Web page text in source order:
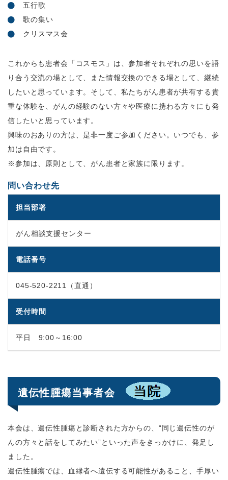
五行歌
歌の集い
クリスマス会
これからも患者会「コスモス」は、参加者それぞれの思いを語
り合う交流の場として、また情報交換のできる場として、継続
したいと思っています。そして、私たちがん患者が共有する貴
重な体験を、がんの経験のない方々や医療に携わる方々にも発
信したいと思っています。
興味のおありの方は、是非一度ご参加ください。いつでも、参
加は自由です。
※参加は、原則として、がん患者と家族に限ります。
問い合わせ先
担当部署
がん相談支援センター
電話番号
045-520-2211（直通）
受付時間
平日 9:00～16:00
遺伝性腫瘍当事者会
本会は、遺伝性腫瘍と診断された方からの、“同じ遺伝性のが
んの方々と話をしてみたい”といった声をきっかけに、発足し
ました。
遺伝性腫瘍では、血縁者へ遺伝する可能性があること、手厚い